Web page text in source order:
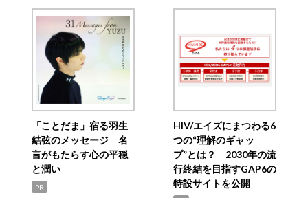
「ことだま」宿る羽生
結弦のメッセージ 名
言がもたらす心の平穏
と潤い
PR
HIV/エイズにまつわる6
つの“理解のギャッ
プ”とは？ 2030年の流
行終結を目指すGAP6の
特設サイトを公開